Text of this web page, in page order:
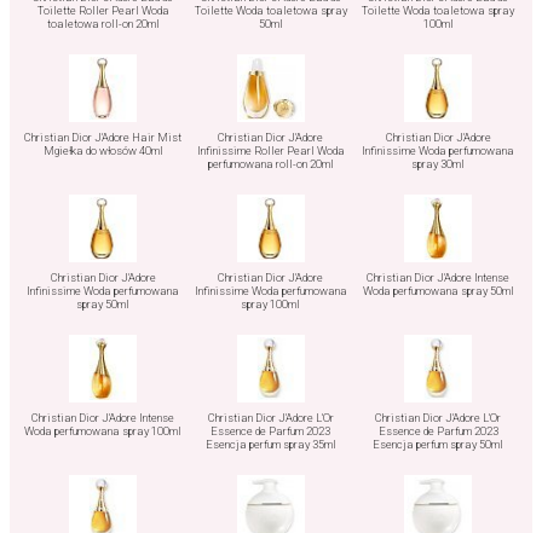
Toilette Roller Pearl Woda
toaletowa roll-on 20ml
Toilette Woda toaletowa spray
50ml
Toilette Woda toaletowa spray
100ml
Christian Dior J'Adore Hair Mist
Mgiełka do włosów 40ml
Christian Dior J'Adore
Infinissime Roller Pearl Woda
perfumowana roll-on 20ml
Christian Dior J'Adore
Infinissime Woda perfumowana
spray 30ml
Christian Dior J'Adore
Infinissime Woda perfumowana
spray 50ml
Christian Dior J'Adore
Infinissime Woda perfumowana
spray 100ml
Christian Dior J'Adore Intense
Woda perfumowana spray 50ml
Christian Dior J'Adore Intense
Woda perfumowana spray 100ml
Christian Dior J'Adore L'Or
Essence de Parfum 2023
Esencja perfum spray 35ml
Christian Dior J'Adore L'Or
Essence de Parfum 2023
Esencja perfum spray 50ml